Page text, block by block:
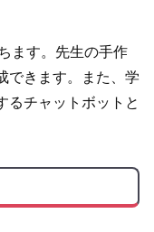
ます。先生の手作
できます。また、学
るチャットボットと